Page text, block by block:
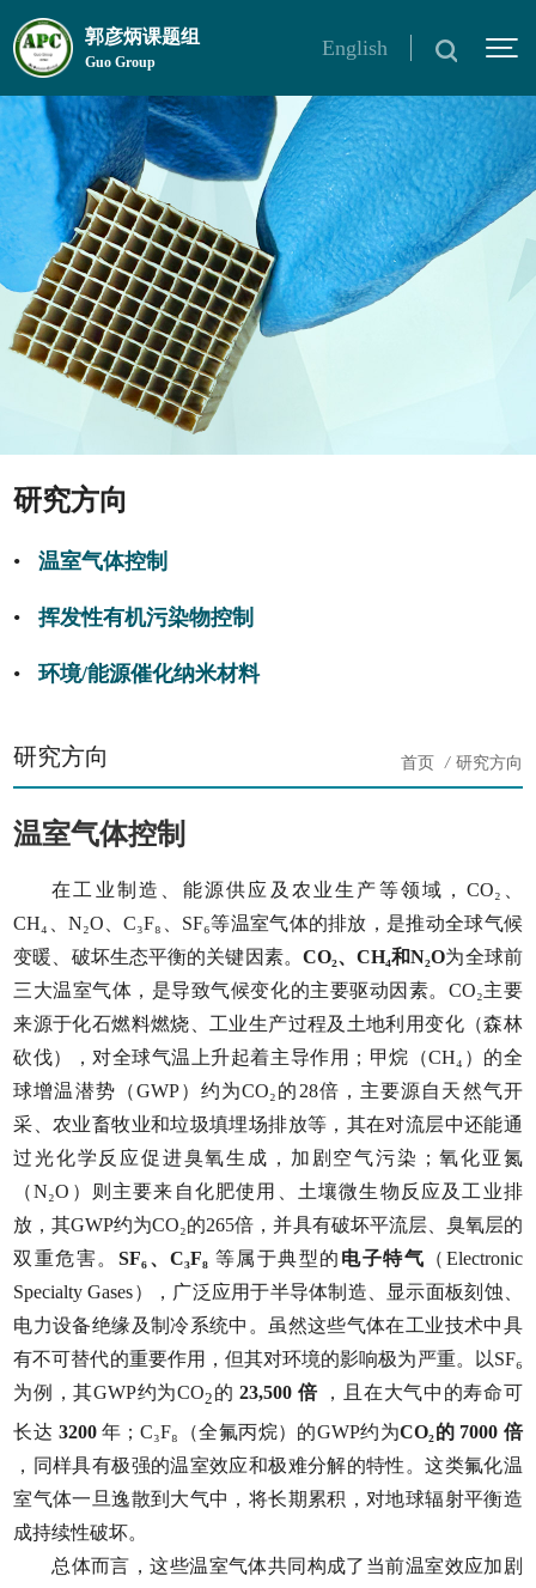
郭彦炳课题组
Guo Group
English
研究方向
温室气体控制
挥发性有机污染物控制
环境/能源催化纳米材料
研究方向 首页 / 研究方向
温室气体控制
在工业制造、能源供应及农业生产等领域，CO₂、
CH₄、N₂O、C₃F₈、SF₆等温室气体的排放，是推动全球气候
变暖、破坏生态平衡的关键因素。 CO₂、CH₄和N₂O为全球前
三大温室气体，是导致气候变化的主要驱动因素。CO₂主要
来源于化石燃料燃烧、工业生产过程及土地利用变化（森林
砍伐），对全球气温上升起着主导作用；甲烷（CH₄）的全
球增温潜势（GWP）约为CO₂的28倍，主要源自天然气开
采、农业畜牧业和垃圾填埋场排放等，其在对流层中还能通
过光化学反应促进臭氧生成，加剧空气污染； 氧化亚氮
（N₂O）则主要来自化肥使用、土壤微生物反应及工业排
放，其GWP约为CO₂的265倍，并具有破坏平流层、臭氧层的
双重危害。 SF₆、C₃F₈ 等属于典型的 电子特气 （Electronic
Specialty Gases），广泛应用于半导体制造、显示面板刻蚀、
电力设备绝缘及制冷系统中。虽然这些气体在工业技术中具
有不可替代的重要作用，但其对环境的影响极为严重。以SF₆
为例，其GWP约为CO2 的 23,500 倍
，且在大气中的寿命可
长达 3200年；C₃F₈（全氟丙烷）的GWP约为CO₂的 7000 倍
，同样具有极强的温室效应和极难分解的特性。这类氟化温
室气体一旦逸散到大气中，将长期累积，对地球辐射平衡造
成持续性破坏。
总体而言，这些温室气体共同构成了当前温室效应加剧